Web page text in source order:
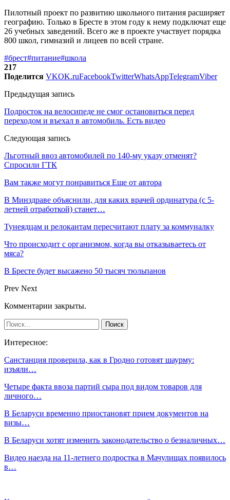
Пилотный проект по развитию школьного питания расширяет
географию. Только в Бресте в этом году к нему подключат еще
26 учебных заведений. Всего же в проекте участвует порядка
800 школ, гимназий и лицеев по всей стране.
#брест#питание#школа
217
Поделится VKOK.ruFacebookTwitterWhatsAppTelegramViber
Предыдущая запись
Подросток на велосипеде не смог остановиться перед
переходом и въехал в автомобиль. Есть видео
Следующая запись
Льготный ввоз автомобилей по 140-му указу отменят?
Спросили ГТК
Вам также могут понравиться Еще от автора
В Минздраве объяснили, для каких врачей ординатура (с 5-
летней отработкой) станет…
Тунеядцам и релокантам пересчитают плату за коммуналку
Что происходит с организмом, когда вы отказываетесь от
мяса?
В Бресте будет высажено 50 тысяч тюльпанов
Prev Next
Комментарии закрыты.
Интересное:
Санстанция проверила, как в Гродно готовят шаурму:
изъяли…
Четыре факта ввоза партий сыра под видом товаров для
личного…
В Беларуси временно приостановят прием документов на
визы…
В Беларуси хотят изменить законодательство о безналичных…
Видео наезда на 11-летнего подростка в Мачулищах появилось
в…